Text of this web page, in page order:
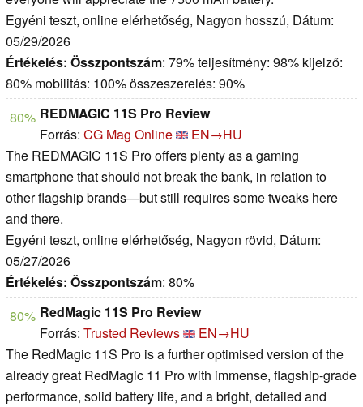
Egyéni teszt, online elérhetőség, Nagyon hosszú, Dátum:
05/29/2026
Értékelés: Összpontszám: 79% teljesítmény: 98% kijelző:
80% mobilitás: 100% összeszerelés: 90%
80% REDMAGIC 11S Pro Review
Forrás: CG Mag Online
EN→HU
The REDMAGIC 11S Pro offers plenty as a gaming
smartphone that should not break the bank, in relation to
other flagship brands—but still requires some tweaks here
and there.
Egyéni teszt, online elérhetőség, Nagyon rövid, Dátum:
05/27/2026
Értékelés: Összpontszám: 80%
80% RedMagic 11S Pro Review
Forrás: Trusted Reviews
EN→HU
The RedMagic 11S Pro is a further optimised version of the
already great RedMagic 11 Pro with immense, flagship-grade
performance, solid battery life, and a bright, detailed and